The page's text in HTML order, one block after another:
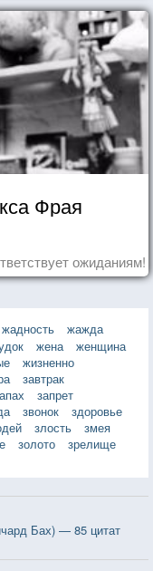
Фрая
ожиданиям!
жадность
жажда
жена
женщина
жизненно
завтрак
запрет
звонок
здоровье
злость
змея
золото
зрелище
Бах) — 85 цитат